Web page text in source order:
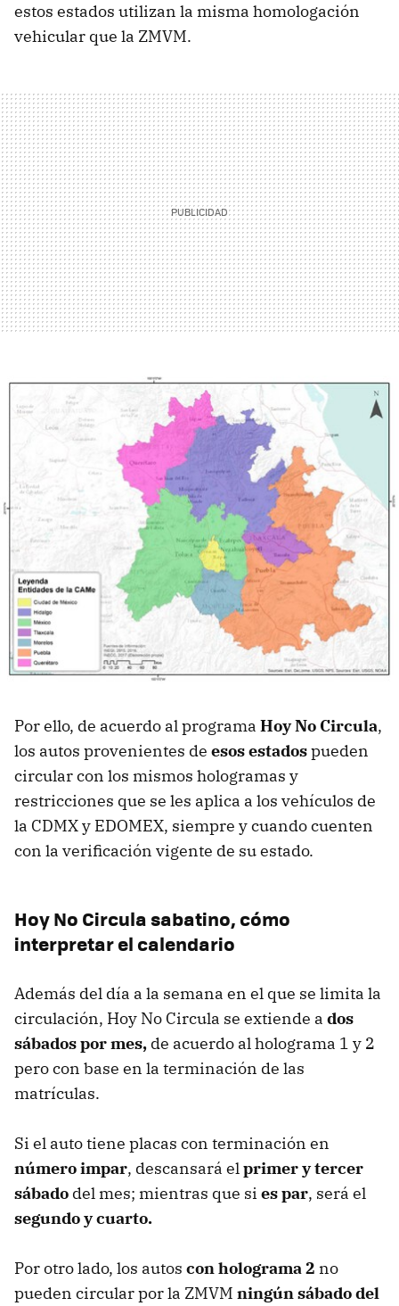
estos estados utilizan la misma homologación
vehicular que la ZMVM.
Por ello, de acuerdo al programa Hoy No Circula,
los autos provenientes de esos estadospueden
circular con los mismos hologramas y
restricciones que se les aplica a los vehículos de
la CDMX y EDOMEX, siempre y cuando cuenten
con la verificación vigente de su estado.
Hoy No Circula sabatino, cómo
interpretar el calendario
Además del día a la semana en el que se limita la
circulación, Hoy No Circula se extiende a dos
sábados por mes, de acuerdo al holograma 1 y 2
pero con base en la terminación de las
matrículas.
Si el auto tiene placas con terminación en
número impar, descansará elprimer y tercer
sábado del mes; mientras que si es par, será el
segundo y cuarto.
Por otro lado, los autos con holograma 2 no
pueden circular por la ZMVM ningún sábado del